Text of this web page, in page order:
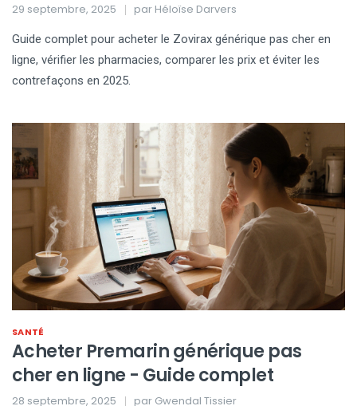
29 septembre, 2025 par Héloïse Darvers
Guide complet pour acheter le Zovirax générique pas cher en
ligne, vérifier les pharmacies, comparer les prix et éviter les
contrefaçons en 2025.
SANTÉ
Acheter Premarin générique pas
cher en ligne - Guide complet
28 septembre, 2025 par Gwendal Tissier